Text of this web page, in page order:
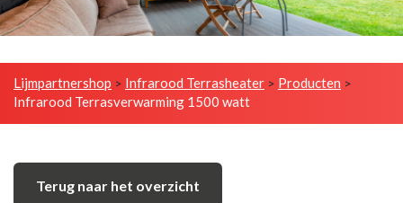
Lijmpartnershop > Infrarood Terrasheater > Producten >
Infrarood Terrasverwarming 1500 watt
Terug naar het overzicht